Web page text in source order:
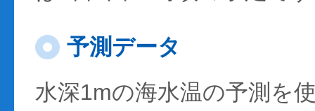
予測データ
水深1mの海水温の予測を